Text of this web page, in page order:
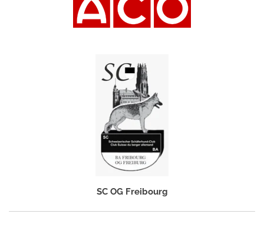
SC OG Freibourg